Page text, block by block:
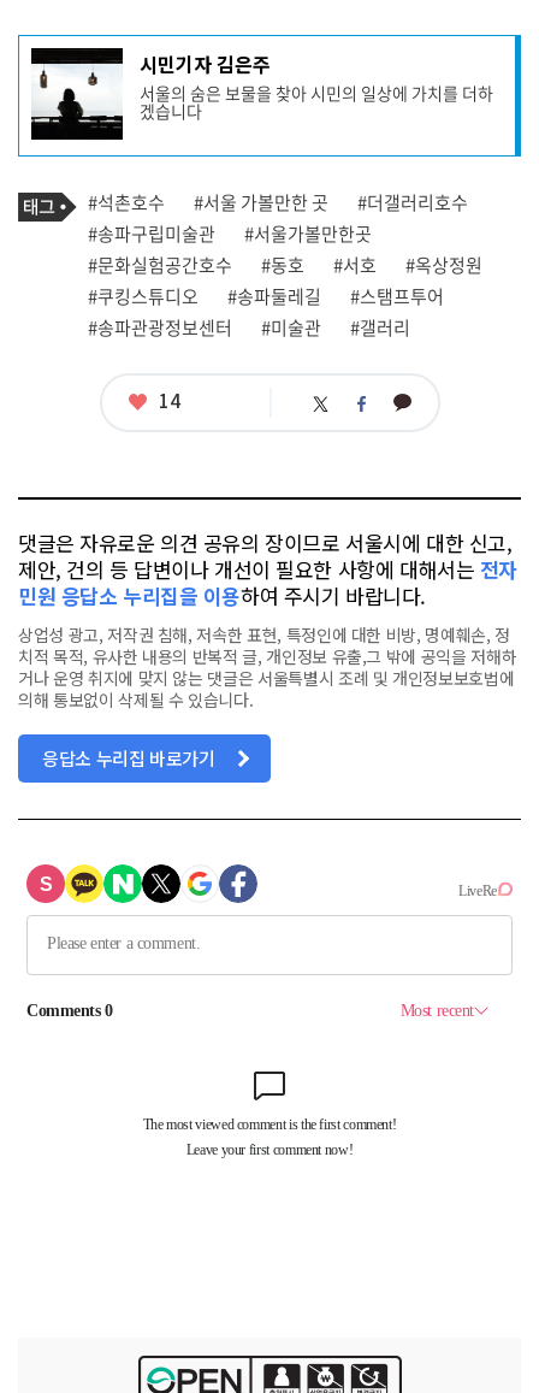
기
사
작
성
자
프
필
시민기자 김은주
서울의 숨은 보물을 찾아 시민의 일상에 가치를 더하
겠습니다
기
사
관
련
태
그
태
그
#석촌호수 #서울 가볼만한 곳
#더갤러리호수
#송파구립미술관
#서울가볼만한곳
#문화실험공간호수
#동호 #서호
#옥상정원
#쿠킹스튜디오
#송파둘레길
#스탬프투어
#송파관광정보센터
#미술관 #갤러리
좋
14 트 페 카
댓글은 자유로운 의견 공유의 장이므로 서울시에 대한 신고,
제안, 건의 등 답변이나 개선이 필요한 사항에 대해서는 전자
민원 응답소 누리집을 이용하여 주시기 바랍니다.
상업성 광고, 저작권 침해, 저속한 표현, 특정인에 대한 비방, 명예훼손, 정
치적 목적, 유사한 내용의 반복적 글, 개인정보 유출,그 밖에 공익을 저해하
거나 운영 취지에 맞지 않는 댓글은 서울특별시 조례 및 개인정보보호법에
의해 통보없이 삭제될 수 있습니다.
응답소 누리집 바로가기